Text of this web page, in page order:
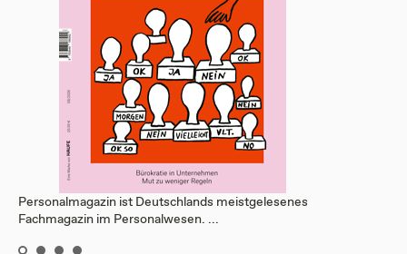
Personalmagazin ist Deutschlands meistgelesenes
Fachmagazin im Personalwesen. ...